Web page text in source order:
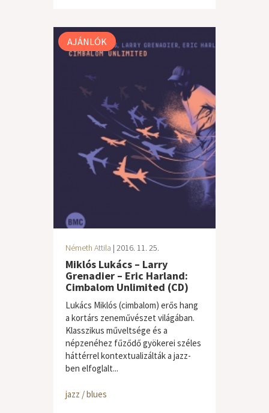
AJÁNLÓK
Németh Attila | 2016. 11. 25.
Miklós Lukács – Larry
Grenadier – Eric Harland:
Cimbalom Unlimited (CD)
Lukács Miklós (cimbalom) erős hang
a kortárs zeneművészet világában.
Klasszikus műveltsége és a
népzenéhez fűződő gyökerei széles
háttérrel kontextualizálták a jazz-
ben elfoglalt...
jazz / blues